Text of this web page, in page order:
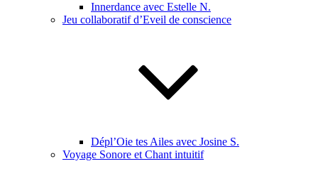
Innerdance avec Estelle N.
Jeu collaboratif d’Eveil de conscience
Dépl’Oie tes Ailes avec Josine S.
Voyage Sonore et Chant intuitif